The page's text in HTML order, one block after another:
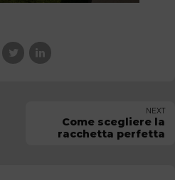
NEXT
Come scegliere la
racchetta perfetta